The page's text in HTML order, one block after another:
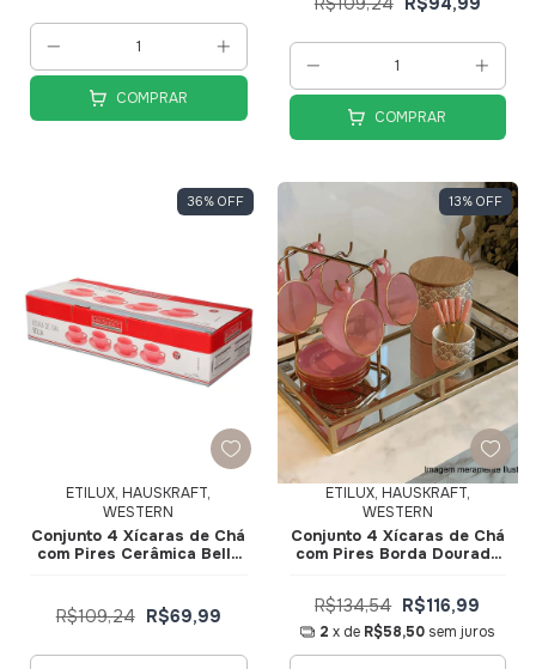
COMPRAR
COMPRAR
36% OFF
ETILUX, HAUSKRAFT,
WESTERN
Conjunto 4 Xícaras de Ch
com Pires Cerâmica Bella
R$109,24 R$69,99
13% OFF
ETILUX, HAUSKRAFT,
WESTERN
Conjunto 4 Xícaras de Ch
com Pires Borda Dourada
Hauskraft
R$134,54 R$116,99
2 x de R$58,50 sem juros